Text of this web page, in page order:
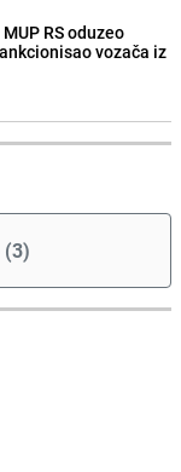
RS oduzeo
vozača iz
(3)